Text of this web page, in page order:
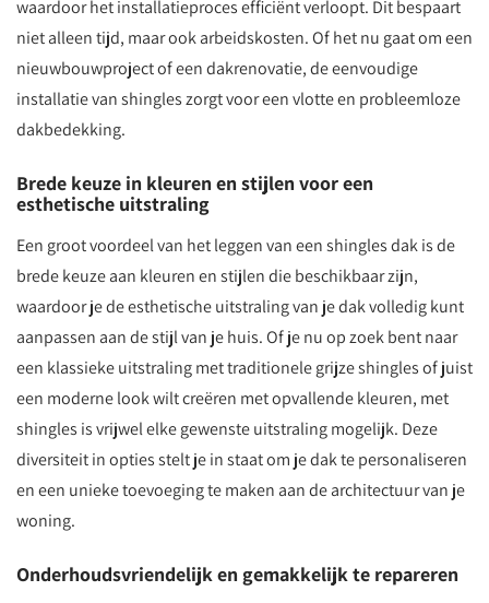
waardoor het installatieproces efficiënt verloopt. Dit bespaart
niet alleen tijd, maar ook arbeidskosten. Of het nu gaat om een
nieuwbouwproject of een dakrenovatie, de eenvoudige
installatie van shingles zorgt voor een vlotte en probleemloze
dakbedekking.
Brede keuze in kleuren en stijlen voor een
esthetische uitstraling
Een groot voordeel van het leggen van een shingles dak is de
brede keuze aan kleuren en stijlen die beschikbaar zijn,
waardoor je de esthetische uitstraling van je dak volledig kunt
aanpassen aan de stijl van je huis. Of je nu op zoek bent naar
een klassieke uitstraling met traditionele grijze shingles of juist
een moderne look wilt creëren met opvallende kleuren, met
shingles is vrijwel elke gewenste uitstraling mogelijk. Deze
diversiteit in opties stelt je in staat om je dak te personaliseren
en een unieke toevoeging te maken aan de architectuur van je
woning.
Onderhoudsvriendelijk en gemakkelijk te repareren